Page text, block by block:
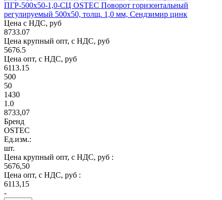
ПГР-500х50-1,0-СЦ OSTEC Поворот горизонтальный
регулируемый 500х50, толщ. 1,0 мм, Сендзимир цинк
Цена с НДС, руб
8733.07
Цена крупный опт, с НДС, руб
5676.5
Цена опт, с НДС, руб
6113.15
500
50
1430
1.0
8733,07
Бренд
OSTEC
Ед.изм.:
шт.
Цена крупный опт, с НДС, руб :
5676,50
Цена опт, с НДС, руб :
6113,15
-